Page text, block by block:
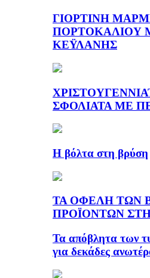
ΓΙΟΡΤΙΝΗ
ΠΟΡΤΟΚΑΛΙΟΥ
ΚΕΫΛΑΝΗΣ
ΣΦΟΛΙΑΤΑ ΜΕ
Η βόλτα στη βρύση
ΤΑ ΟΦΕΛΗ ΤΩΝ
ΠΡΟΪΟΝΤΩΝ
Τα απόβλητα των
για δεκάδες